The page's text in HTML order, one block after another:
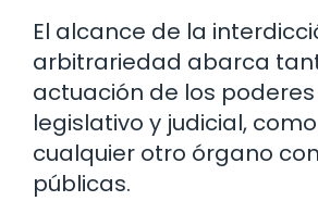
El alcance de la
arbitrariedad abarca
actuación de los
legislativo y judicial,
cualquier otro órgano
públicas.